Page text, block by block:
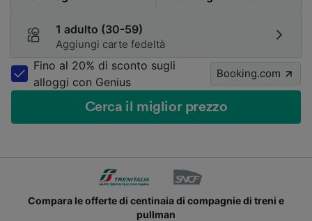
1 adulto (30-59)
Aggiungi carte fedeltà
Fino al 20% di sconto sugli
alloggi con Genius
Booking.com
Cerca il miglior prezzo
Compara le offerte di centinaia di compagnie di treni e
pullman